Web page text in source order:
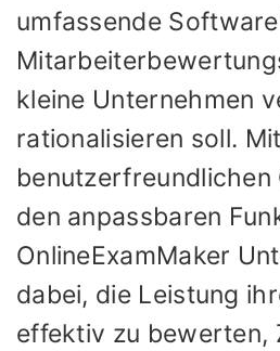
umfassende
kleine Unternehmen
rationalisieren soll.
den anpassbaren
OnlineExamMaker
dabei, die Leistung
effektiv zu bewerten,